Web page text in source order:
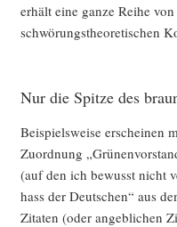
erhält eine gan­ze Rei­he
schwö­rungs­theo­re­ti­schen
Nur die Spitze des
Bei­spiels­wei­se erschei­nen
Zuord­nung
(auf den ich bewusst nicht
hass der Deut­schen“ aus
Zita­ten (oder angeb­li­chen